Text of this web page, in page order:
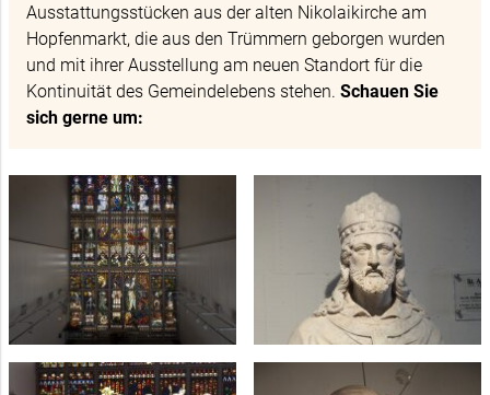
Ausstattungsstücken aus der alten Nikolaikirche am
Hopfenmarkt, die aus den Trümmern geborgen wurden
und mit ihrer Ausstellung am neuen Standort für die
Kontinuität des Gemeindelebens stehen. Schauen Sie
sich gerne um: